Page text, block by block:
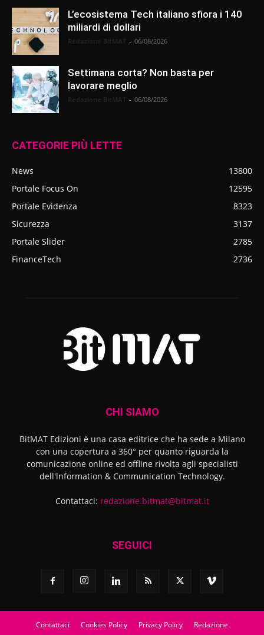
L’ecosistema Tech italiano sfiora i 140
miliardi di dollari
- 06/08/2026
Settimana corta? Non basta per
lavorare meglio
- 06/08/2026
CATEGORIE PIÙ LETTE
News
13800
Portale Focus On
12595
Portale Evidenza
8323
Sicurezza
3137
Portale Slider
2785
FinanceTech
2736
CHI SIAMO
BitMAT Edizioni è una casa editrice che ha sede a Milano
con una copertura a 360° per quanto riguarda la
comunicazione online ed offline rivolta agli specialisti
dell'lnformation & Communication Technology.
Contattaci: redazione.bitmat@bitmat.it
SEGUICI
Contattaci Cookies Policy Privacy Policy Redazione